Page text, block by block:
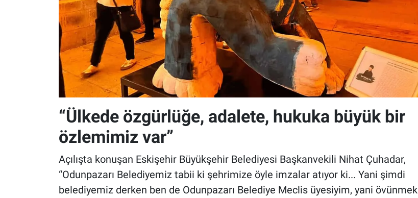
“Ülkede özgürlüğe, adalete, hukuka büyük bir
özlemimiz var”
Açılışta konuşan Eskişehir Büyükşehir Belediyesi Başkanvekili Nihat Çuhadar,
“Odunpazarı Belediyemiz tabii ki şehrimize öyle imzalar atıyor ki... Yani şimdi
belediyemiz derken ben de Odunpazarı Belediye Meclis üyesiyim, yani övünmek